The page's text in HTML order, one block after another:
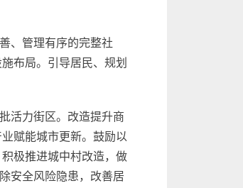
、管理有序的完整社
布局。引导居民、规划
活力街区。改造提升商
赋能城市更新。鼓励以
极推进城中村改造，做
安全风险隐患，改善居